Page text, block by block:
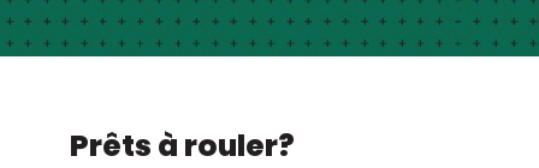
Prêts à rouler?